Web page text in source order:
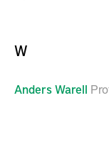
W
AndersWarell